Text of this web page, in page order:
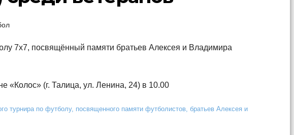
7х7, посвящённый памяти братьев Алексея и Владимира
«Колос» (г. Талица, ул. Ленина, 24) в 10.00
турнира по футболу, посвященного памяти футболистов, братьев Алексея и